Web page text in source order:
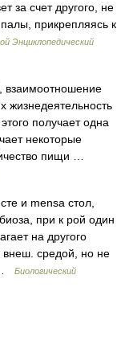
за счет другого, не
прикрепляясь к
Энциклопедический
жизнедеятельность
получает одна
некоторые
пищи …
и mensa стол,
при к рой один
на другого
внеш. средой, но не
Биологический